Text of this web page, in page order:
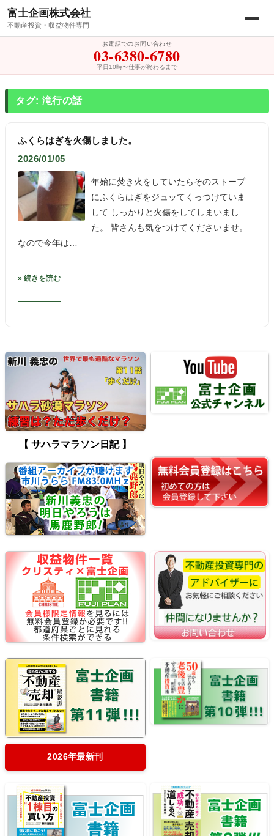
富士企画株式会社
不動産投資・収益物件専門
お電話でのお問い合わせ
03-6380-6780
平日10時〜仕事が終わるまで
タグ: 滝行の話
ふくらはぎを火傷しました。
2026/01/05
年始に焚き火をしていたらそのストーブ
にふくらはぎをジュッてくっつけていま
して しっかりと火傷をしてしまいまし
た。 皆さんも気をつけてくださいませ。
なので今年は…
» 続きを読む
【 サハラマラソン日記 】
2026年最新刊